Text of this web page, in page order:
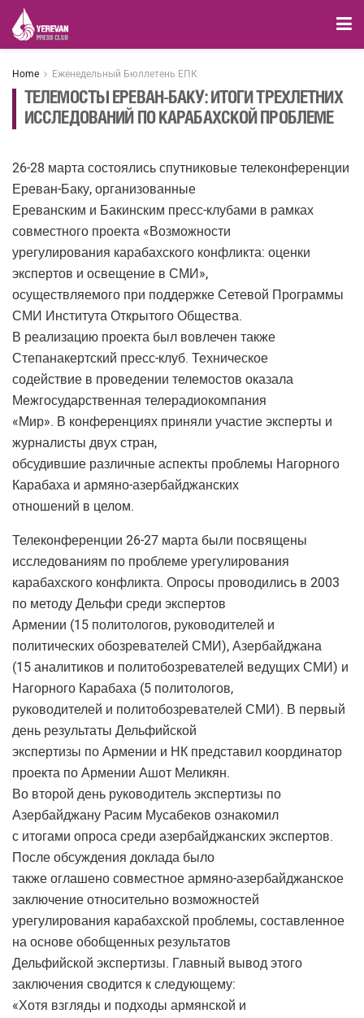
Home Еженедельный Бюллетень ЕПК
ТЕЛЕМОСТЫ ЕРЕВАН-БАКУ: ИТОГИ ТРЕХЛЕТНИХ
ИССЛЕДОВАНИЙ ПО КАРАБАХСКОЙ ПРОБЛЕМЕ
26-28 марта состоялись спутниковые телеконференции
Ереван-Баку, организованные
Ереванским и Бакинским пресс-клубами в рамках
совместного проекта «Возможности
урегулирования карабахского конфликта: оценки
экспертов и освещение в СМИ»,
осуществляемого при поддержке Сетевой Программы
СМИ Института Открытого Общества.
В реализацию проекта был вовлечен также
Степанакертский пресс-клуб. Техническое
содействие в проведении телемостов оказала
Межгосударственная телерадиокомпания
«Мир». В конференциях приняли участие эксперты и
журналисты двух стран,
обсудившие различные аспекты проблемы Нагорного
Карабаха и армяно-азербайджанских
отношений в целом.
Телеконференции 26-27 марта были посвящены
исследованиям по проблеме урегулирования
карабахского конфликта. Опросы проводились в 2003
по методу Дельфи среди экспертов
Армении (15 политологов, руководителей и
политических обозревателей СМИ), Азербайджана
(15 аналитиков и политобозревателей ведущих СМИ) и
Нагорного Карабаха (5 политологов,
руководителей и политобозревателей СМИ). В первый
день результаты Дельфийской
экспертизы по Армении и НК представил координатор
проекта по Армении Ашот Меликян.
Во второй день руководитель экспертизы по
Азербайджану Расим Мусабеков ознакомил
с итогами опроса среди азербайджанских экспертов.
После обсуждения доклада было
также оглашено совместное армяно-азербайджанское
заключение относительно возможностей
урегулирования карабахской проблемы, составленное
на основе обобщенных результатов
Дельфийской экспертизы. Главный вывод этого
заключения сводится к следующему:
«Хотя взгляды и подходы армянской и